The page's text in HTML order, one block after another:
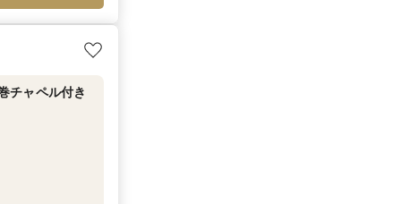
チャペル付き